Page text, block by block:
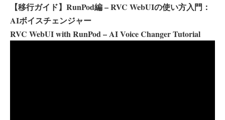
【移行ガイド】RunPod編 – RVC WebUIの使い方入門：
AIボイスチェンジャー
RVC WebUI with RunPod – AI Voice Changer Tutorial